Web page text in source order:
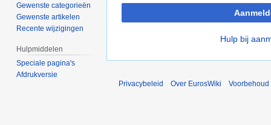
Hulp bij
Gewenste categorieën
Gewenste artikelen
Recente wijzigingen
Hulpmiddelen
Speciale pagina's
Afdrukversie
Privacybeleid
Over EurosWiki Voorbehoud